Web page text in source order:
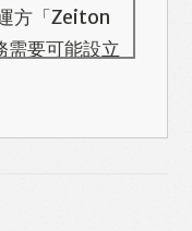
方「Zeiton
要可能設立
包括姓名、